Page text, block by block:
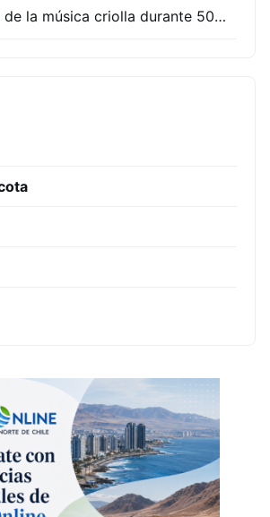
de la música criolla durante 50…